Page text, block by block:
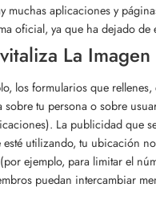
aplicaciones y
oficial, ya que ha dejado de
La
los formularios que
tu persona o sobre
La publicidad que
utilizando, tu ubicación
ejemplo, para limitar el
puedan intercambiar